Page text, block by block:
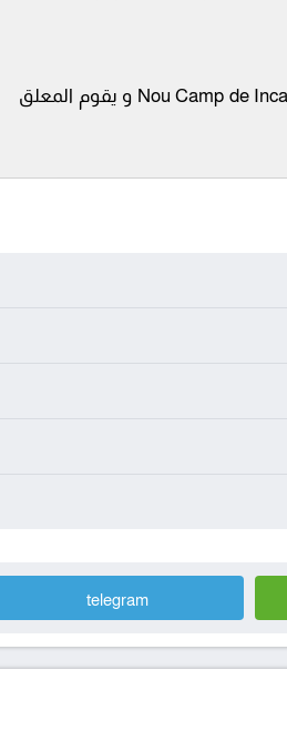
تنقل أحداث المباراة في الوطن العربي فضائيا على قناة Shahid ويتم إستضافة المباراة في ملعب Nou Camp de Inca و يقوم المعلق
telegram